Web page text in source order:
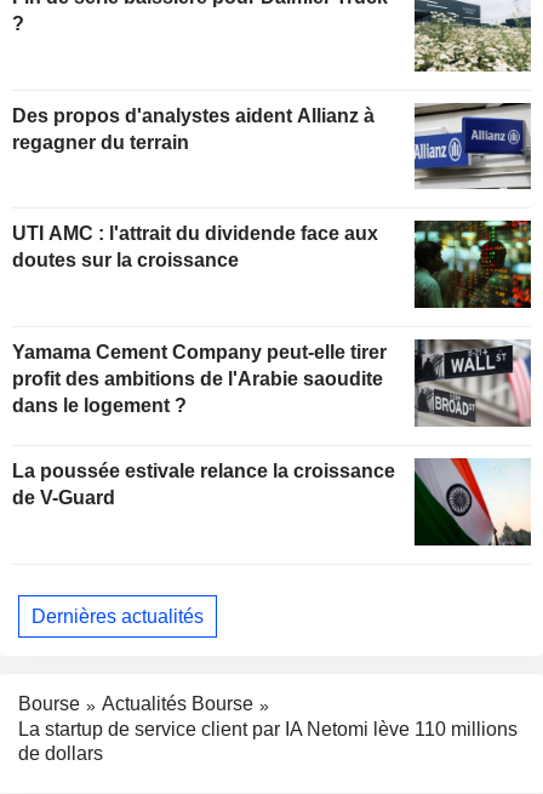
?
Des propos d'analystes aident Allianz à
regagner du terrain
UTI AMC : l'attrait du dividende face aux
doutes sur la croissance
Yamama Cement Company peut-elle tirer
profit des ambitions de l'Arabie saoudite
dans le logement ?
La poussée estivale relance la croissance
de V-Guard
Dernières actualités
Bourse
Actualités Bourse
La startup de service client par IA Netomi lève 110 millions
de dollars